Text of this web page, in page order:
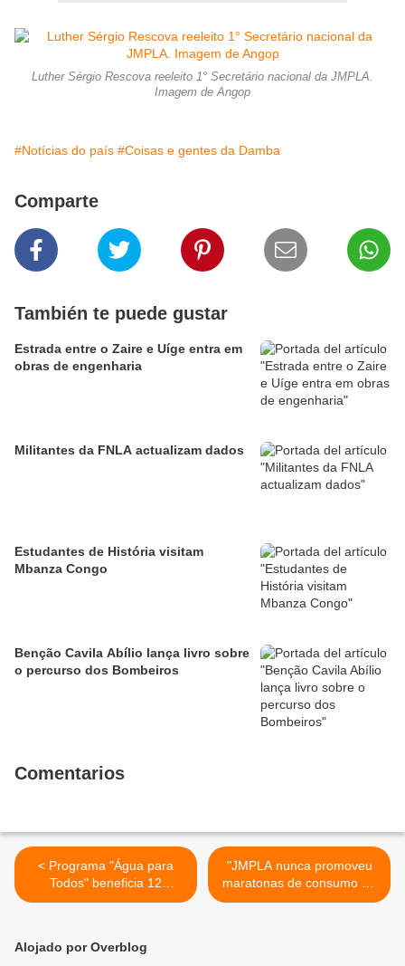
Luther Sérgio Rescova reeleito 1° Secretário nacional da JMPLA.
Imagem de Angop
#Notícias do país #Coisas e gentes da Damba
Comparte
También te puede gustar
Estrada entre o Zaire e Uíge entra em
obras de engenharia
Militantes da FNLA actualizam dados
Estudantes de História visitam
Mbanza Congo
Benção Cavila Abílio lança livro sobre
o percurso dos Bombeiros
Comentarios
< Programa "Água para
Todos" beneficia 12
localidade no Songo
"JMPLA nunca promoveu
maratonas de consumo de
bebidas alcoólicas" -
Alojado por Overblog